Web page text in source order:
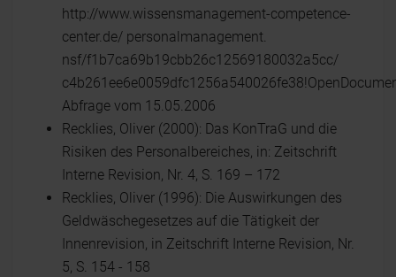
http://www.wissensmanagement-competence-
center.de/ personalmanagement.
nsf/f1b7ca69b19cbb26c12569180032a5cc/
Abfrage vom 15.05.2006
Recklies, Oliver (2000): Das KonTraG und die
Risiken des Personalbereiches, in: Zeitschrift
Interne Revision, Nr. 4, S. 169 – 172
Recklies, Oliver (1996): Die Auswirkungen des
Geldwäschegesetzes auf die Tätigkeit der
Innenrevision, in Zeitschrift Interne Revision, Nr.
5, S. 154 - 158